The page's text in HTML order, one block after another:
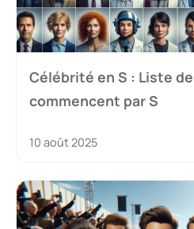
Célébrité en S : Liste
commencent par S
10 août 2025